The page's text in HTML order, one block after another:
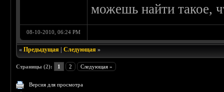
можешь найти такое,
08-10-2010, 06:24 PM
«Предыдущая |Следующая »
Страницы (2): 1 2 Следующая »
Версия для просмотра